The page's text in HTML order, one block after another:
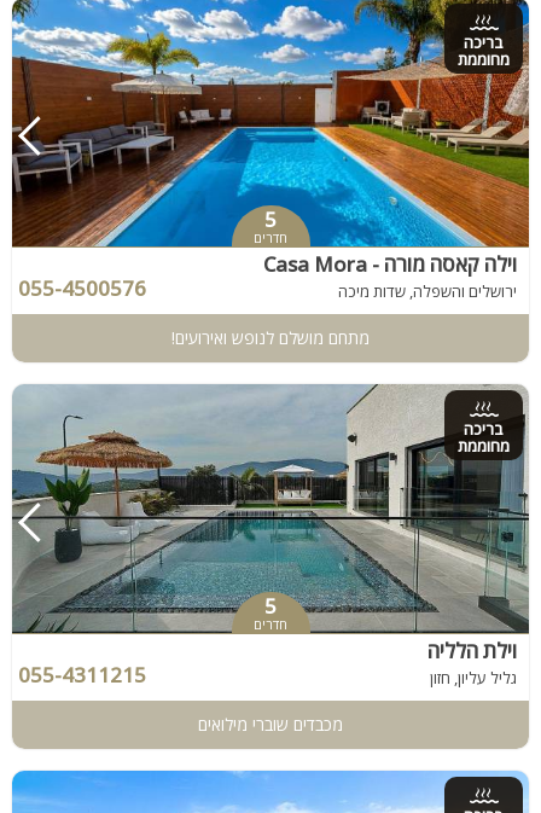
בריכה
מחוממת
5
חדרים
וילה קאסה מורה - Casa Mora
ירושלים והשפלה, שדות מיכה 055-4500576
מתחם מושלם לנופש ואירועים!
בריכה
מחוממת
5
חדרים
וילת הלליה
גליל עליון, חזון 055-4311215
מכבדים שוברי מילואים